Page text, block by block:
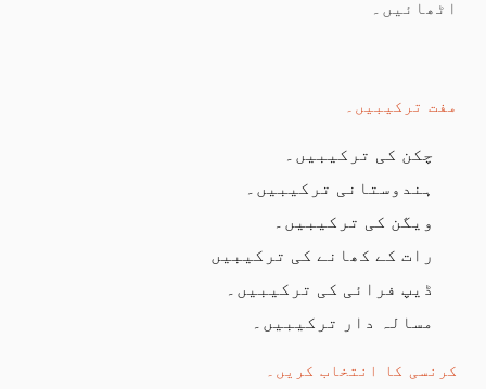
اٹھائیں۔
مفت ترکیبیں۔
چکن کی ترکیبیں۔
ہندوستانی ترکیبیں۔
ویگن کی ترکیبیں۔
رات کے کھانے کی ترکیبیں
ڈیپ فرائی کی ترکیبیں۔
مسالہ دار ترکیبیں۔
کرنسی کا انتخاب کریں۔